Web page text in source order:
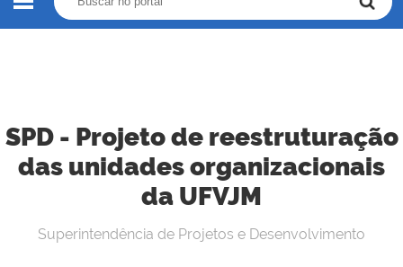
SPD - Projeto de reestruturação
das unidades organizacionais
da UFVJM
Superintendência de Projetos e Desenvolvimento